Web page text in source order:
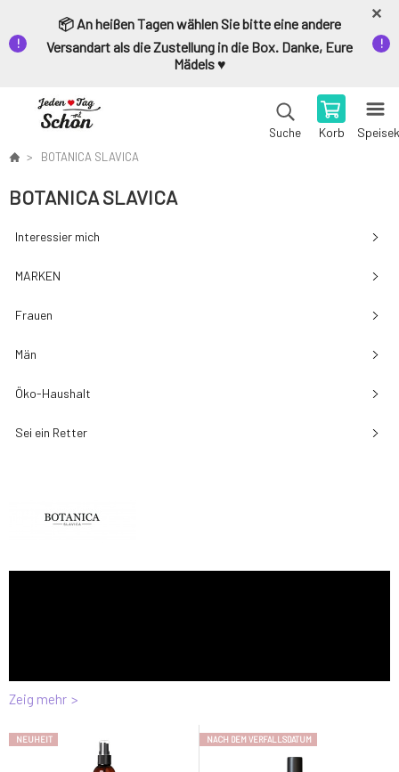
📦 An heißen Tagen wählen Sie bitte eine andere
Versandart als die Zustellung in die Box. Danke, Eure
Mädels ♥️
Suche Korb
BOTANICA SLAVICA
BOTANICA SLAVICA
Interessier mich
MARKEN
Frauen
Män
Öko-Haushalt
Sei ein Retter
Zeig mehr
NEUHEIT NACH DEM VERFALLSDATUM